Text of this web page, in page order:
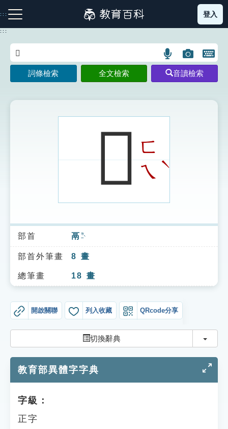
到
主
:::
注音索引圖示 筆畫索引圖示 部首索引表圖示
索引選單
知識索引
單字索引
貓頭鷹博士
登入
:::
語
言
搜
示
圖
片
搜
開
鍵
圖
詞條檢索 全文檢索 音讀檢索
𩰾ㄈ
ㄟˋ
部首 鬲 ㄌㄧˋ
部首外筆畫 8 畫
總筆畫 18 畫
開啟關聯 列入收藏 QRcode分享
切換辭典 切換
教育部異體字字典
字級：
正字